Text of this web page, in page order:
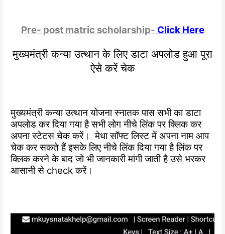
Pre- post matric scholarship- Click Here
मुख्यमंत्री कन्या उत्थान के लिए डाटा अपलोड हुआ पूरा
ऐसे करें चेक
मुख्यमंत्री कन्या उत्थान योजना स्नातक पास सभी का डाटा
अपलोड कर दिया गया है सभी लोग नीचे लिंक पर क्लिक कर
अपना स्टेटस चेक करें। मेधा सॉफ्ट लिस्ट में अपना नाम आप
चेक कर सकते हैं इसके लिए नीचे लिंक दिया गया है लिंक पर
क्लिक करने के बाद जो भी जानकारी मांगी जाती है उसे भरकर
आसानी से check करें।